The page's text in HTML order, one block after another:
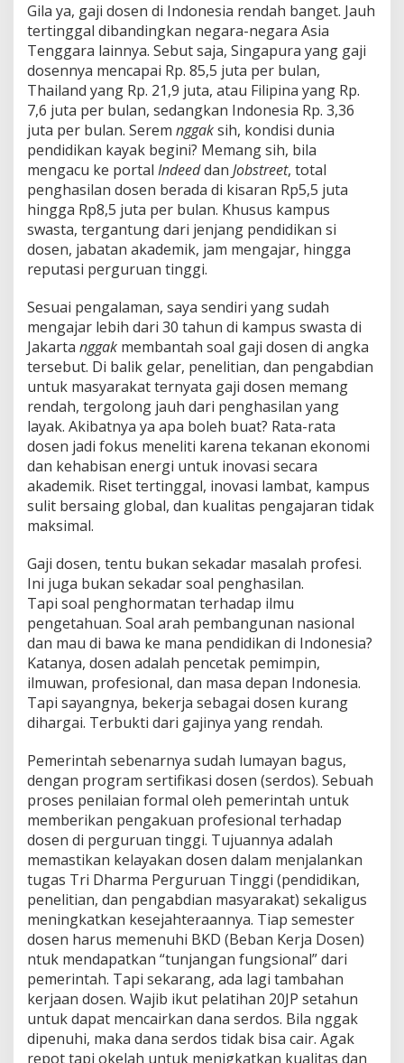
a
A
k
b
a
t
n
y
a
?
Gila ya, gaji dosen di Indonesia rendah banget. Jauh
tertinggal dibandingkan negara-negara Asia
Tenggara lainnya. Sebut saja, Singapura yang gaji
dosennya mencapai Rp. 85,5 juta per bulan,
Thailand yang Rp. 21,9 juta, atau Filipina yang Rp.
7,6 juta per bulan, sedangkan Indonesia Rp. 3,36
juta per bulan. Serem nggaksih, kondisi dunia
pendidikan kayak begini? Memang sih, bila
mengacu ke portal Indeeddan Jobstreet, total
penghasilan dosen berada di kisaran Rp5,5 juta
hingga Rp8,5 juta per bulan. Khusus kampus
swasta, tergantung dari jenjang pendidikan si
dosen, jabatan akademik, jam mengajar, hingga
reputasi perguruan tinggi.
Sesuai pengalaman, saya sendiri yang sudah
mengajar lebih dari 30 tahun di kampus swasta di
Jakarta nggak membantah soal gaji dosen di angka
tersebut. Di balik gelar, penelitian, dan pengabdian
untuk masyarakat ternyata gaji dosen memang
rendah, tergolong jauh dari penghasilan yang
layak. Akibatnya ya apa boleh buat? Rata-rata
dosen jadi fokus meneliti karena tekanan ekonomi
dan kehabisan energi untuk inovasi secara
akademik. Riset tertinggal, inovasi lambat, kampus
sulit bersaing global, dan kualitas pengajaran tidak
maksimal.
Gaji dosen, tentu bukan sekadar masalah profesi.
Ini juga bukan sekadar soal penghasilan.
Tapi soal penghormatan terhadap ilmu
pengetahuan. Soal arah pembangunan nasional
dan mau di bawa ke mana pendidikan di Indonesia?
Katanya, dosen adalah pencetak pemimpin,
ilmuwan, profesional, dan masa depan Indonesia.
Tapi sayangnya, bekerja sebagai dosen kurang
dihargai. Terbukti dari gajinya yang rendah.
Pemerintah sebenarnya sudah lumayan bagus,
dengan program sertifikasi dosen (serdos). Sebuah
proses penilaian formal oleh pemerintah untuk
memberikan pengakuan profesional terhadap
dosen di perguruan tinggi. Tujuannya adalah
memastikan kelayakan dosen dalam menjalankan
tugas Tri Dharma Perguruan Tinggi (pendidikan,
penelitian, dan pengabdian masyarakat) sekaligus
meningkatkan kesejahteraannya. Tiap semester
dosen harus memenuhi BKD (Beban Kerja Dosen)
ntuk mendapatkan “tunjangan fungsional” dari
pemerintah. Tapi sekarang, ada lagi tambahan
kerjaan dosen. Wajib ikut pelatihan 20JP setahun
untuk dapat mencairkan dana serdos. Bila nggak
dipenuhi, maka dana serdos tidak bisa cair. Agak
repot tapi okelah untuk menigkatkan kualitas dan